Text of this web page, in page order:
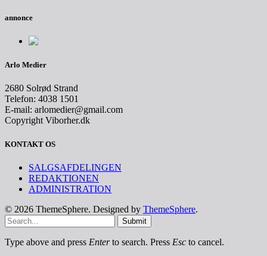
annonce
Arlo Medier
2680 Solrød Strand
Telefon: 4038 1501
E-mail: arlomedier@gmail.com
Copyright Viborher.dk
KONTAKT OS
SALGSAFDELINGEN
REDAKTIONEN
ADMINISTRATION
© 2026 ThemeSphere. Designed by ThemeSphere.
Submit
Type above and press Enterto search. Press Esc to cancel.